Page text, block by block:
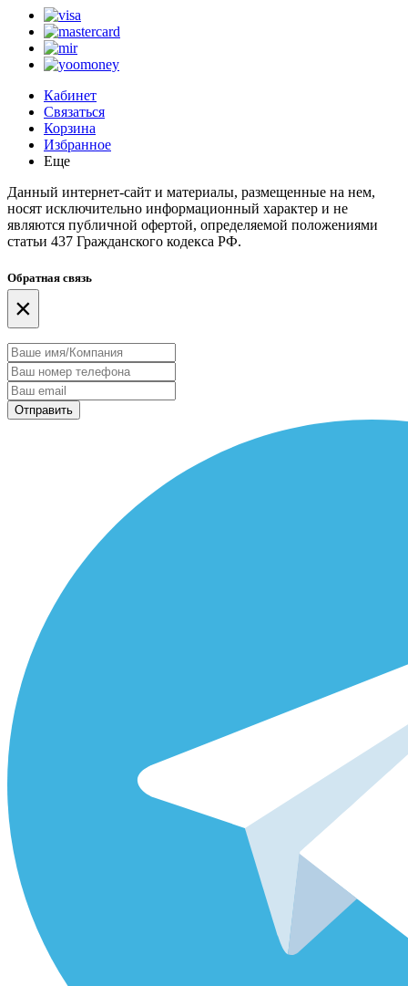
Кабинет
Связаться
Корзина
Избранное
Еще
Данный интернет-сайт и материалы, размещенные на нем,
носят исключительно информационный характер и не
являются публичной офертой, определяемой положениями
статьи 437 Гражданского кодекса РФ.
Обратная связь
×
Отправить